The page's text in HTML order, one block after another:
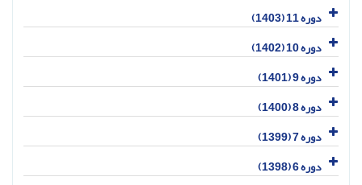
دوره 11 (1403)
دوره 10 (1402)
دوره 9 (1401)
دوره 8 (1400)
دوره 7 (1399)
دوره 6 (1398)